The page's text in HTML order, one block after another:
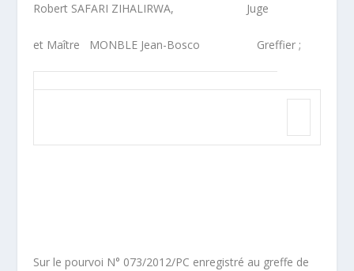
Robert SAFARI ZIHALIRWA, Juge
et Maître MONBLE Jean-Bosco Greffier ;
Sur le pourvoi N° 073/2012/PC enregistré au greffe de